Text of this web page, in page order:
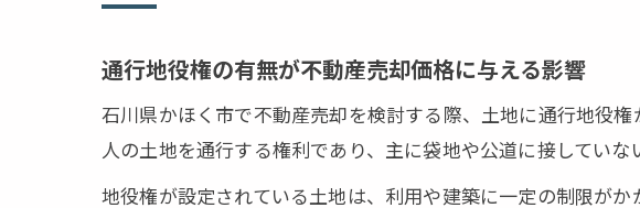
通行地役権の有無が不動産売却価格に与える影響
石川県かほく市で不動産売却を検討する際、土地に通行地役
人の土地を通行する権利であり、主に袋地や公道に接していな
地役権が設定されている土地は、利用や建築に一定の制限が